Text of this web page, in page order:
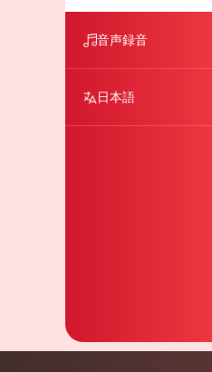
音声録音
日本語